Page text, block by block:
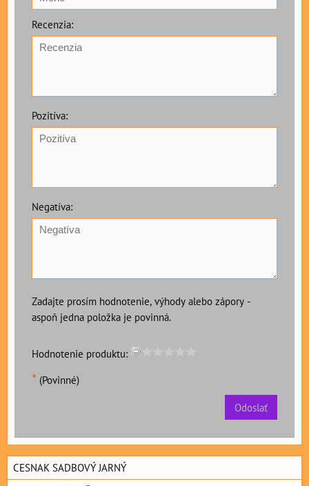
Recenzia:
Pozitíva:
Negatíva:
Zadajte prosím hodnotenie, výhody alebo zápory -
aspoň jedna položka je povinná.
Hodnotenie produktu:
* (Povinné)
Odoslať
CESNAK SADBOVÝ JARNÝ